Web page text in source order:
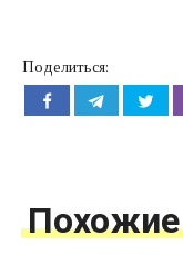
Поделиться: